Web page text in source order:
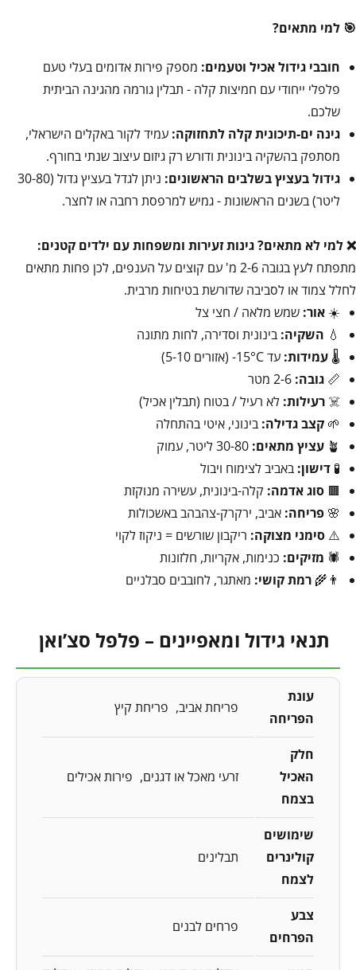
🎯 למי מתאים?
חובבי גידול אכיל וטעמים: מספק פירות אדומים בעלי טעם
פלפלי ייחודי עם חמיצות קלה - תבלין גורמה מהגינה הביתית
שלכם.
גינה ים-תיכונית קלה לתחזוקה: עמיד לקור באקלים הישראלי,
מסתפק בהשקיה בינונית ודורש רק גיזום עיצוב שנתי בחורף.
גידול בעציץ בשלבים הראשונים:
ניתן לגדל בעציץ גדול (30-80
ליטר) בשנים הראשונות - גמיש למרפסת רחבה או לחצר.
❌ למי לא מתאים?גינות זעירות ומשפחות עם ילדים קטנים:
מתפתח לעץ בגובה 2-6 מ' עם קוצים על הענפים, לכן פחות מתאים
לחלל צמוד או לסביבה שדורשת בטיחות מרבית.
☀️ אור: שמש מלאה / חצי צל
💧 השקיה: בינונית וסדירה, לחות מתונה
🌡️עמידות: עד 15°C- (אזורים 5-10)
📏 גובה: 2-6 מטר
☠️ רעילות: לא רעיל / בטוח (תבלין אכיל)
🌱 קצב גדילה: בינוני, איטי בהתחלה
🪴 עציץ מתאים: 30-80 ליטר, עמוק
🧪 דישון: באביב לצימוח ויבול
🟫 סוג אדמה: קלה-בינונית, עשירה מנוקזת
🌸 פריחה: אביב, ירקרק-צהבהב באשכולות
⚠️ סימני מצוקה: ריקבון שורשים = ניקוז לקוי
🕷️ מזיקים: כנימות, אקריות, חלזונות
👨‍🌾 רמת קושי: מאתגר, לחובבים סבלניים
תנאי גידול ומאפיינים – פלפל סצ’ואן
עונת
הפריחה
פריחת אביב פריחת קיץ
חלק
האכיל
בצמח
זרעי מאכל או דגנים פירות אכילים
שימושים
קולינרים
לצמח
תבלינים
צבע
הפרחים
פרחים לבנים